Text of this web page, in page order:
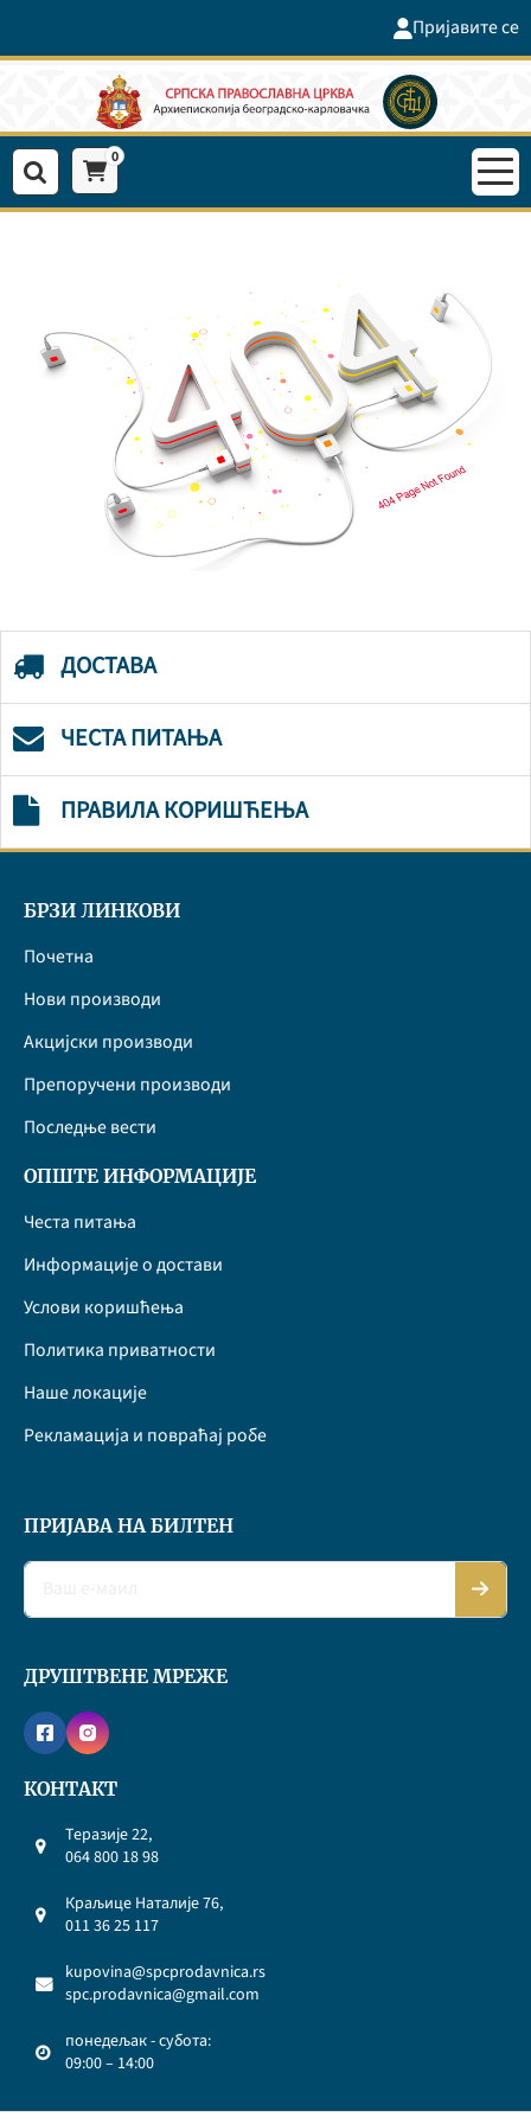
Пријавите се
0
ДОСТАВА
ЧЕСТА ПИТАЊА
ПРАВИЛА КОРИШЋЕЊА
БРЗИ ЛИНКОВИ
Почетна
Нови производи
Акцијски производи
Препоручени производи
Последње вести
ОПШТЕ ИНФОРМАЦИЈЕ
Честа питања
Информације о достави
Услови коришћења
Политика приватности
Наше локације
Рекламација и повраћај робе
ПРИЈАВА НА БИЛТЕН
ДРУШТВЕНЕ МРЕЖЕ
КОНТАКТ
Теразије 22,
064 800 18 98
Краљице Наталије 76,
011 36 25 117
kupovina@spcprodavnica.rs
spc.prodavnica@gmail.com
понедељак - субота:
09:00 – 14:00